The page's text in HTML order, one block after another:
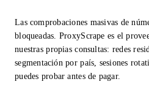
Las comprobaciones masivas de
bloqueadas. ProxyScrape es el
nuestras propias consultas: redes
segmentación por país, sesiones
puedes probar antes de pagar.